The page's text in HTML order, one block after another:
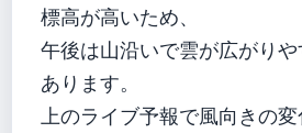
標高が高いため、
午後は山沿いで雲が広がり
あります。
上のライブ予報で風向きの